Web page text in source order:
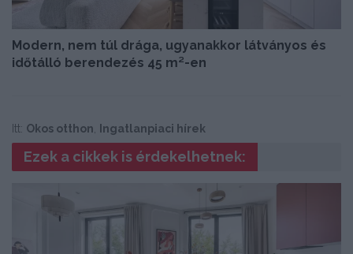
Modern, nem túl drága, ugyanakkor látványos és
időtálló berendezés 45 m²-en
Itt: Okos otthon Ingatlanpiaci hírek
Ezek a cikkek is érdekelhetnek: